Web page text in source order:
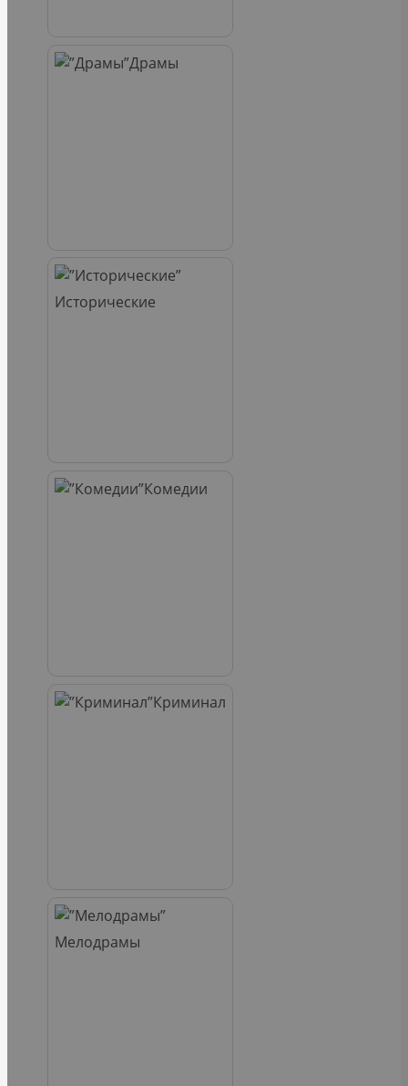
Драмы
Исторические
Комедии
Криминал
Мелодрамы